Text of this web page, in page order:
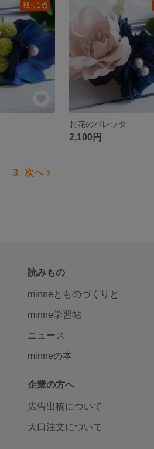
残り1点
お花のバレッタ
2,100円
3 次へ
読みもの
minneとものづくりと
minne学習帖
ニュース
minneの本
企業の方へ
広告出稿について
大口注文について